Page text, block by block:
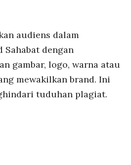
audiens dalam
Sahabat dengan
gambar, logo, warna atau
mewakilkan brand. Ini
tuduhan plagiat.